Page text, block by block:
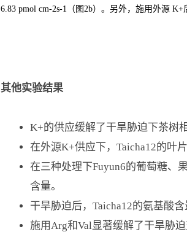
6.83 pmol cm-2s-1 （图2b）。另外，施用外源 K+
其他实验结果
K+的供应缓解了干旱胁迫下茶树
在外源K+供应下，Taicha12的叶
在三种处理下Fuyun6的葡萄糖、
含量。
干旱胁迫后，Taicha12的氨基酸含
施用Arg和Val显著缓解了干旱胁迫